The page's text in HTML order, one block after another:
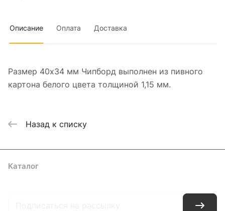
Описание Оплата Доставка
Размер 40х34 мм Чипборд выполнен из пивного
картона белого цвета толщиной 1,15 мм.
Назад к списку
Каталог